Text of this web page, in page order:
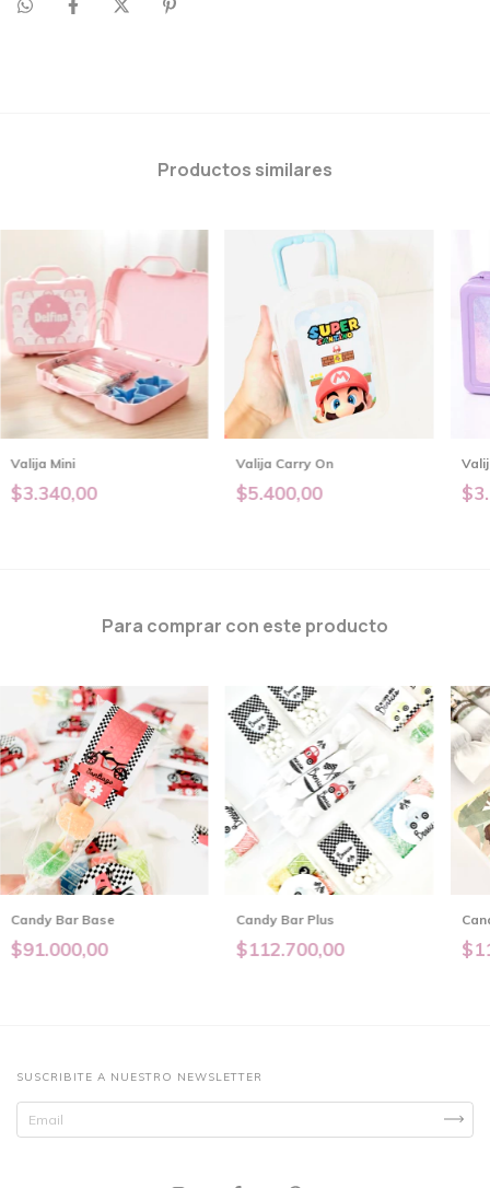
Productos similares
Valija Mini
$3.340,00
Valija Carry On
$5.400,00
Para comprar con este producto
Candy Bar Base
$91.000,00
Candy Bar Plus
$112.700,00
SUSCRIBITE A NUESTRO NEWSLETTER